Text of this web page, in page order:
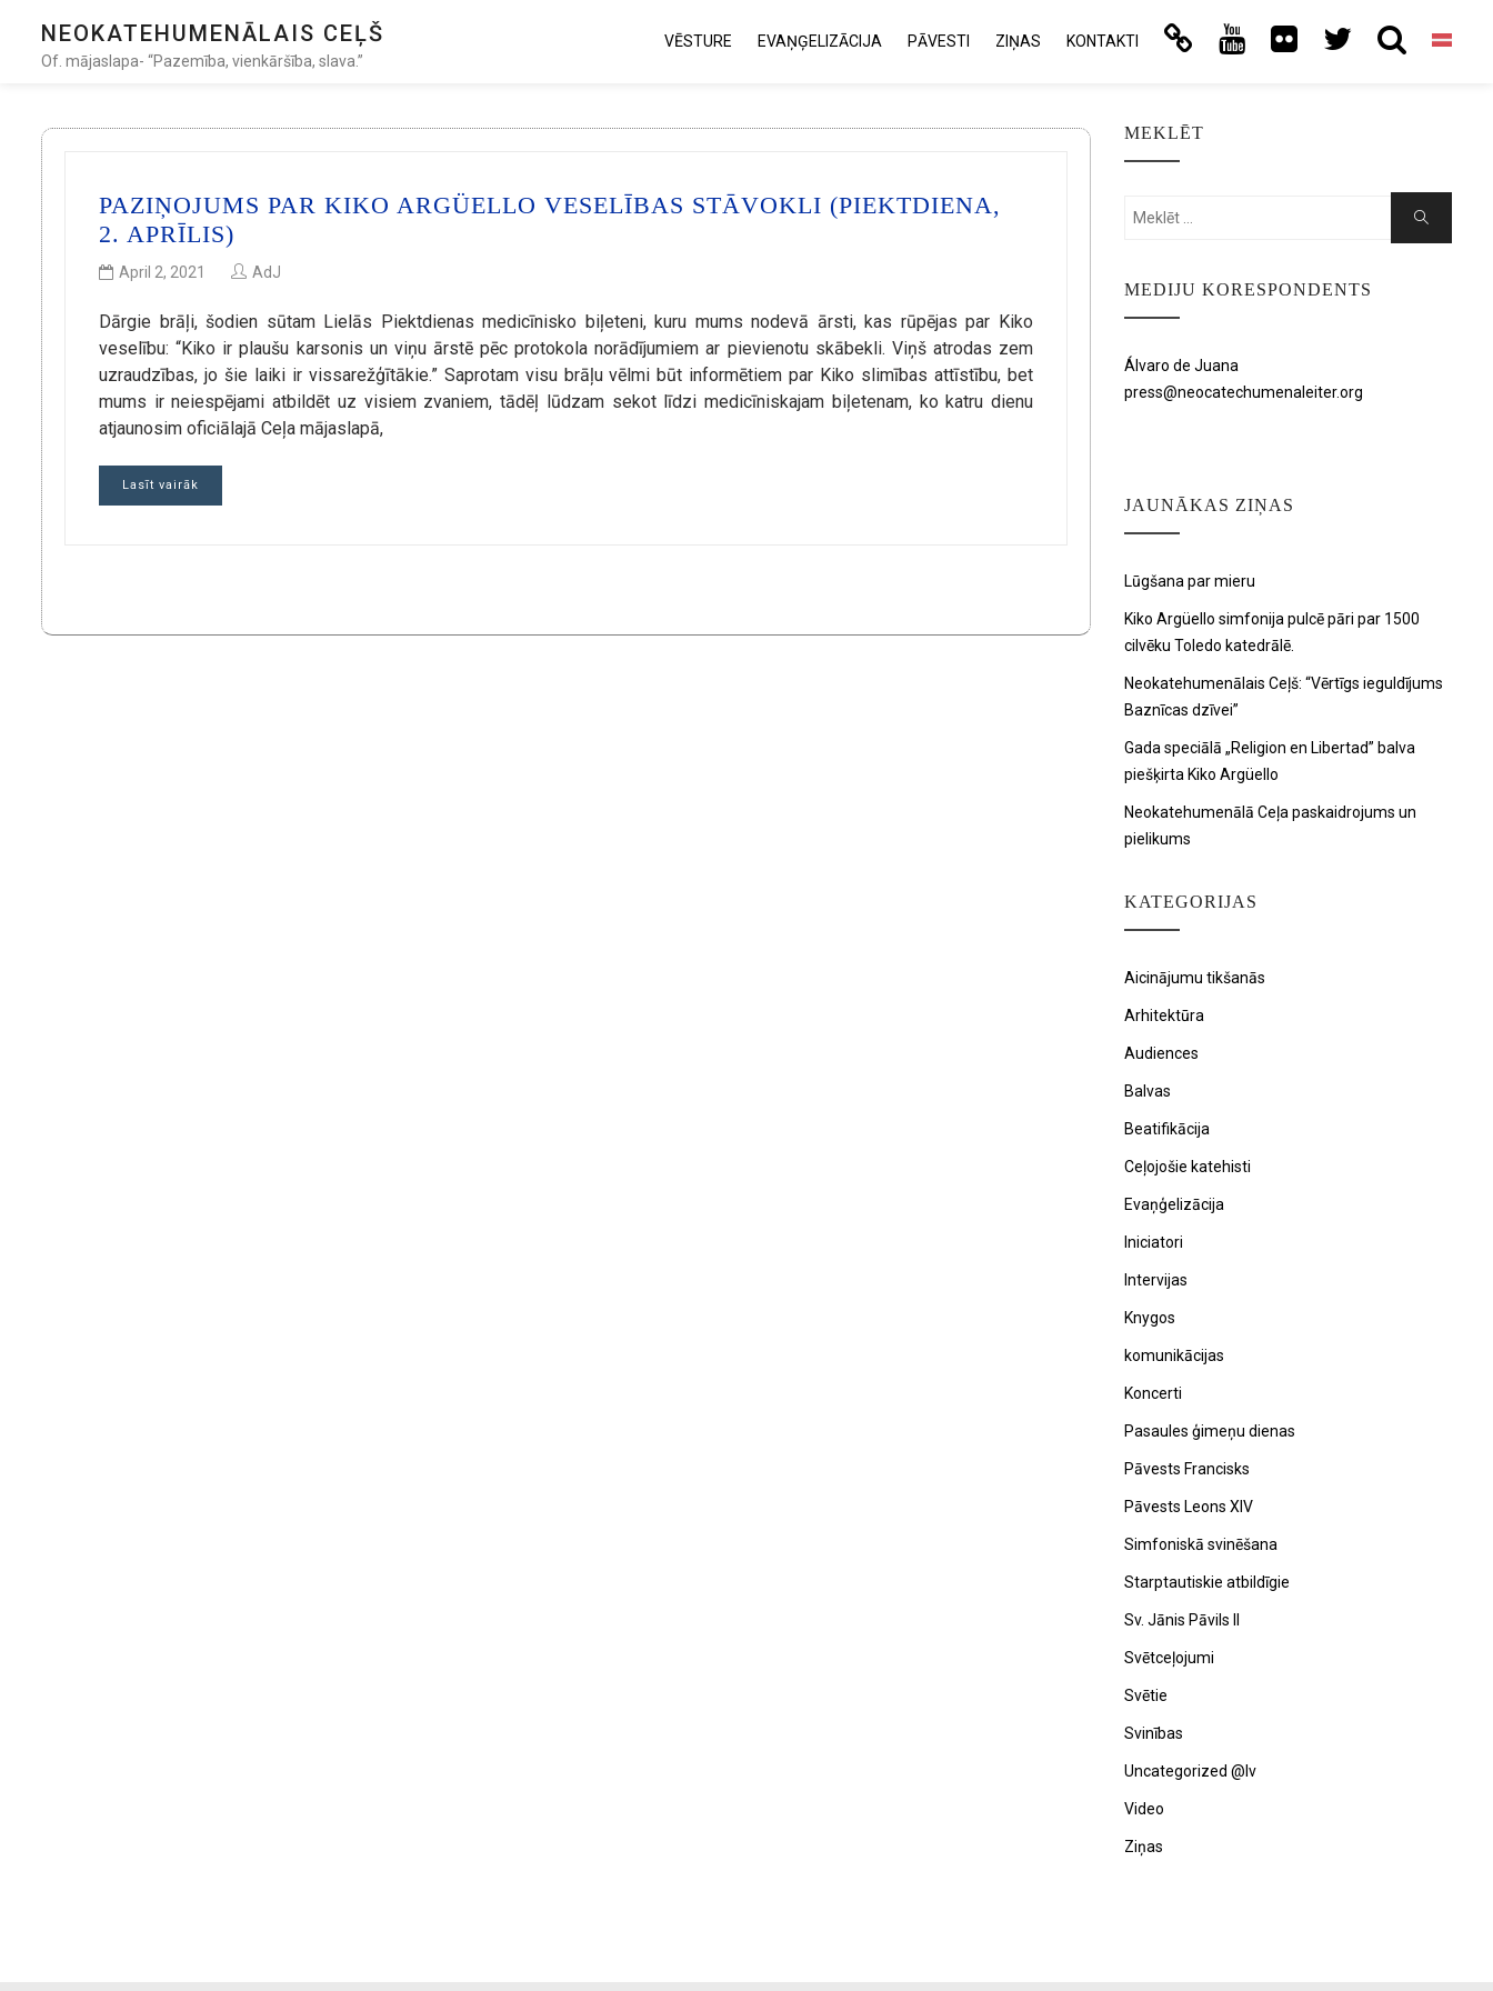
NEOKATEHUMENĀLAIS CEĻŠ
Of. mājaslapa- “Pazemība, vienkāršība, slava.”
VĒSTURE EVAŅĢELIZĀCIJA PĀVESTI ZIŅAS KONTAKTI
PAZIŅOJUMS PAR KIKO ARGÜELLO VESELĪBAS STĀVOKLI (PIEKTDIENA,
2. APRĪLIS)
April 2, 2021 AdJ
Dārgie brāļi, šodien sūtam Lielās Piektdienas medicīnisko biļeteni, kuru mums nodevā ārsti, kas rūpējas par Kiko
veselību: “Kiko ir plaušu karsonis un viņu ārstē pēc protokola norādījumiem ar pievienotu skābekli. Viņš atrodas zem
uzraudzības, jo šie laiki ir vissarežģītākie.” Saprotam visu brāļu vēlmi būt informētiem par Kiko slimības attīstību, bet
mums ir neiespējami atbildēt uz visiem zvaniem, tādēļ lūdzam sekot līdzi medicīniskajam biļetenam, ko katru dienu
atjaunosim oficiālajā Ceļa mājaslapā,
Lasīt vairāk
MEKLĒT
Search
Search
MEDIJU KORESPONDENTS
Álvaro de Juana
press@neocatechumenaleiter.org
JAUNĀKAS ZIŅAS
Lūgšana par mieru
Kiko Argüello simfonija pulcē pāri par 1500
cilvēku Toledo katedrālē.
Neokatehumenālais Ceļš: “Vērtīgs ieguldījums
Baznīcas dzīvei”
Gada speciālā „Religion en Libertad” balva
piešķirta Kiko Argüello
Neokatehumenālā Ceļa paskaidrojums un
pielikums
KATEGORIJAS
Aicinājumu tikšanās
Arhitektūra
Audiences
Balvas
Beatifikācija
Ceļojošie katehisti
Evaņģelizācija
Iniciatori
Intervijas
Knygos
komunikācijas
Koncerti
Pasaules ģimeņu dienas
Pāvests Francisks
Pāvests Leons XIV
Simfoniskā svinēšana
Starptautiskie atbildīgie
Sv. Jānis Pāvils II
Svētceļojumi
Svētie
Svinības
Uncategorized @lv
Video
Ziņas